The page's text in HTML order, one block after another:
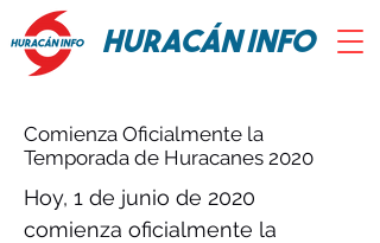
HURACÁN INFO
Comienza Oficialmente la
Temporada de Huracanes 2020
Hoy, 1 de junio de 2020
comienza oficialmente la